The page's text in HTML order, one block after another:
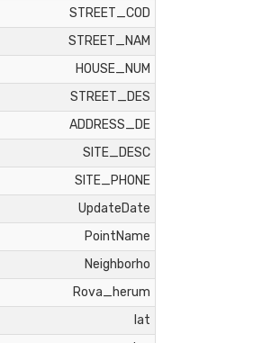
STREET_COD
STREET_NAM
HOUSE_NUM
STREET_DES
ADDRESS_DE
SITE_DESC
SITE_PHONE
UpdateDate
PointName
Neighborho
Rova_herum
lat